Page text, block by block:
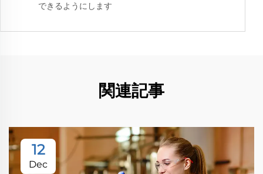
できるようにします
関連記事
12
Dec